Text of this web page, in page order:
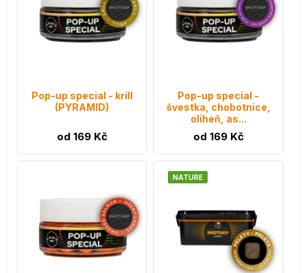
Pop-up special - krill
(PYRAMID)
od 169 Kč
Pop-up special -
švestka, chobotnice,
oliheň, as...
od 169 Kč
NATURE